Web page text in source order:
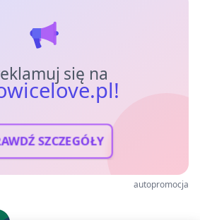
się na
SZCZEGÓŁY
autopromocja